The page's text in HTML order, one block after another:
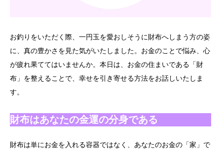
お釣りをいただく際、一円玉を愛おしそうに財布へしまう方の姿
に、真の豊かさを見た気がいたしました。お金のことで悩み、心
が疲れ果ててはいませんか。本日は、お金の住まいである「財
布」を整えることで、幸せを引き寄せる方法をお話しいたしま
す。
財布はあなたの金運の分身である
財布は単にお金を入れる容器ではなく、あなたのお金の「家」で